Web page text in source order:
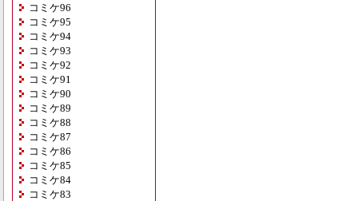
コミケ96
コミケ95
コミケ94
コミケ93
コミケ92
コミケ91
コミケ90
コミケ89
コミケ88
コミケ87
コミケ86
コミケ85
コミケ84
コミケ83